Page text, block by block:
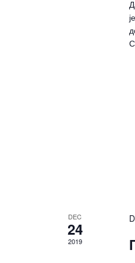
DEC
24
2019